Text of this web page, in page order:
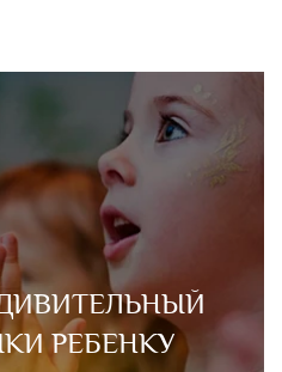
РЕБЕНКУ